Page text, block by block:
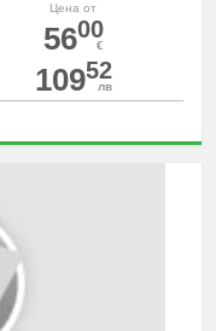
Цена от
5600
€
10952
лв